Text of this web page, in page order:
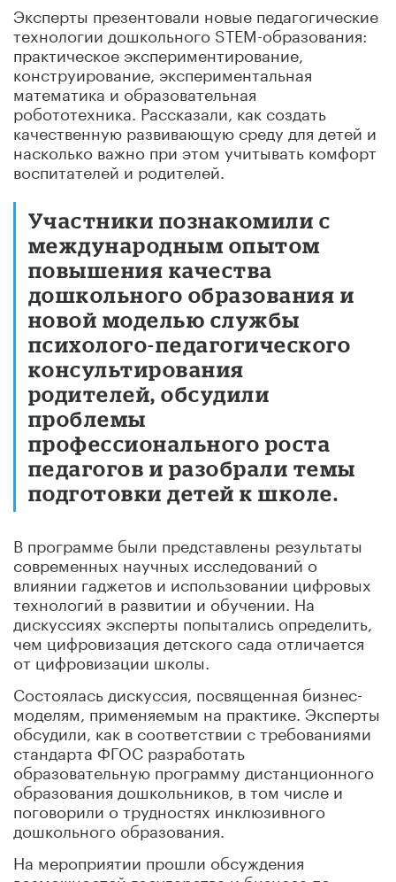
Эксперты презентовали новые педагогические
технологии дошкольного STEM-образования:
практическое экспериментирование,
конструирование, экспериментальная
математика и образовательная
робототехника. Рассказали, как создать
качественную развивающую среду для детей и
насколько важно при этом учитывать комфорт
воспитателей и родителей.
Участники познакомили с
международным опытом
повышения качества
дошкольного образования и
новой моделью службы
психолого-педагогического
консультирования
родителей, обсудили
проблемы
профессионального роста
педагогов и разобрали темы
подготовки детей к школе.
В программе были представлены результаты
современных научных исследований о
влиянии гаджетов и использовании цифровых
технологий в развитии и обучении. На
дискуссиях эксперты попытались определить,
чем цифровизация детского сада отличается
от цифровизации школы.
Состоялась дискуссия, посвященная бизнес-
моделям, применяемым на практике. Эксперты
обсудили, как в соответствии с требованиями
стандарта ФГОС разработать
образовательную программу дистанционного
образования дошкольников, в том числе и
поговорили о трудностях инклюзивного
дошкольного образования.
На мероприятии прошли обсуждения